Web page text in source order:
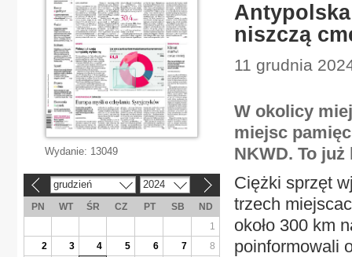
niszczą
11 grudnia
W okolicy
miejsc
NKWD. To
Ciężki sprzęt
trzech
około 300 km
poinformowali
Wydanie: 13049
grudzień 2024
PN WT ŚR CZ PT SB
ND
1
2
3 4 5 6 7
8